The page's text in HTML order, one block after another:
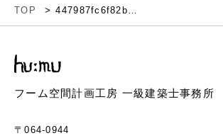
TOP
フーム空間計画工房 一級建築士事務所
〒064-0944